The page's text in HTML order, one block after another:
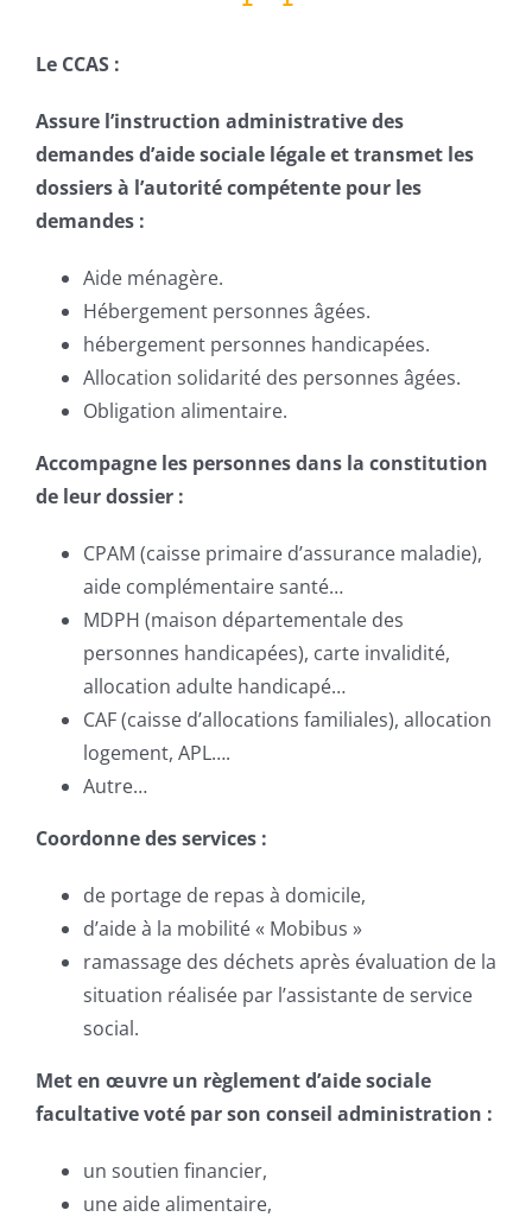
Le CCAS :
Assure l’instruction administrative des
demandes d’aide sociale légale et transmet les
dossiers à l’autorité compétente pour les
demandes :
Aide ménagère.
Hébergement personnes âgées.
hébergement personnes handicapées.
Allocation solidarité des personnes âgées.
Obligation alimentaire.
Accompagne les personnes dans la constitution
de leur dossier :
CPAM (caisse primaire d’assurance maladie),
aide complémentaire santé…
MDPH (maison départementale des
personnes handicapées), carte invalidité,
allocation adulte handicapé…
CAF (caisse d’allocations familiales), allocation
logement, APL….
Autre…
Coordonne des services :
de portage de repas à domicile,
d’aide à la mobilité « Mobibus »
ramassage des déchets après évaluation de la
situation réalisée par l’assistante de service
social.
Met en œuvre un règlement d’aide sociale
facultative voté par son conseil administration :
un soutien financier,
une aide alimentaire,